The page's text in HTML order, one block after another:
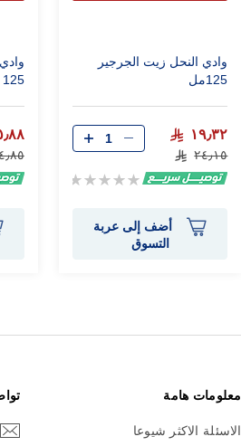
وادي النحل زيت الجرجير
125مل
١٩٫٣٢
٢٤٫١٥
Rating:
أضف إلى عربة
التسوق
125 مل
معلومات هامة
الاسئلة الاكثر شيوعا